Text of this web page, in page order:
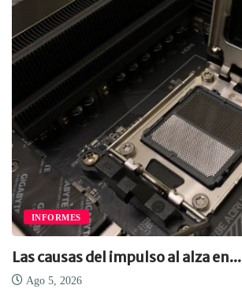
INFORMES
Las causas del impulso al alza en...
Ago 5, 2026